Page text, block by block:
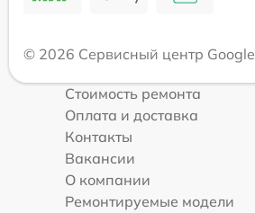
© 2026 Сервисный центр Google
Стоимость ремонта
Оплата и доставка
Контакты
Вакансии
О компании
Ремонтируемые модели